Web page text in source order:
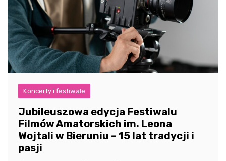
Koncerty i festiwale
Jubileuszowa edycja Festiwalu
Filmów Amatorskich im. Leona
Wojtali w Bieruniu – 15 lat tradycji i
pasji